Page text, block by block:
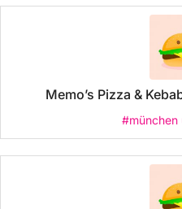
Memo’s Pizza &
#münchen